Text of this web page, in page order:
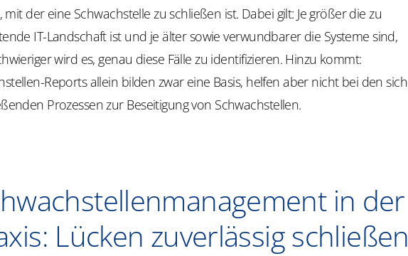
mit der eine Schwachstelle zu schließen ist. Dabei gilt: Je größer die zu
IT-Landschaft ist und je älter sowie verwundbarer die Systeme sind,
wird es, genau diese Fälle zu identifizieren. Hinzu kommt:
Reports allein bilden zwar eine Basis, helfen aber nicht bei den sich
Prozessen zur Beseitigung von Schwachstellen.
in der
Lücken zuverlässig schließen